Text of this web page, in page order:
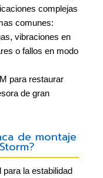
complejas
comunes:
vibraciones en
o fallos en modo
para restaurar
de gran
de montaje
la estabilidad